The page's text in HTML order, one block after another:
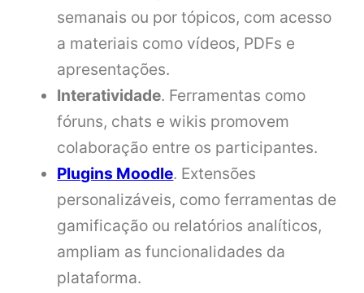
semanais ou por tópicos, com acesso
a materiais como vídeos, PDFs e
apresentações.
Interatividade. Ferramentas como
fóruns, chats e wikis promovem
colaboração entre os participantes.
Plugins Moodle. Extensões
personalizáveis, como ferramentas de
gamificação ou relatórios analíticos,
ampliam as funcionalidades da
plataforma.